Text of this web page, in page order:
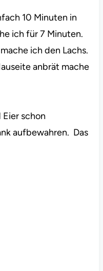
10 Minuten in
ich für 7 Minuten.
ich den Lachs.
anbrät mache
schon
aufbewahren. Das